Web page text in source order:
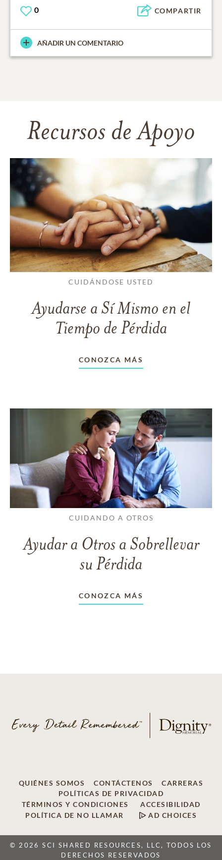
0 COMPARTIR
AÑADIR UN COMENTARIO
Recursos de Apoyo
CUIDÁNDOSE USTED
Ayudarse a Sí Mismo en el
Tiempo de Pérdida
CONOZCA MÁS
CUIDANDO A OTROS
Ayudar a Otros a Sobrellevar
su Pérdida
CONOZCA MÁS
QUIÉNES SOMOS CONTÁCTENOS
CARRERAS
POLÍTICAS DE PRIVACIDAD
TÉRMINOS Y CONDICIONES
ACCESIBILIDAD
POLÍTICA DE NO LLAMAR
AD CHOICES
© 2026 SCI SHARED RESOURCES, LLC, TODOS LOS
DERECHOS RESERVADOS